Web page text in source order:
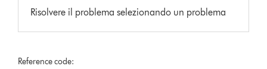
Risolvere il problema selezionando un problema
Reference code: